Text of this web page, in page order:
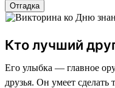
Отгадка
Кто лучший
Его улыбка — главное
друзья. Он умеет сделать